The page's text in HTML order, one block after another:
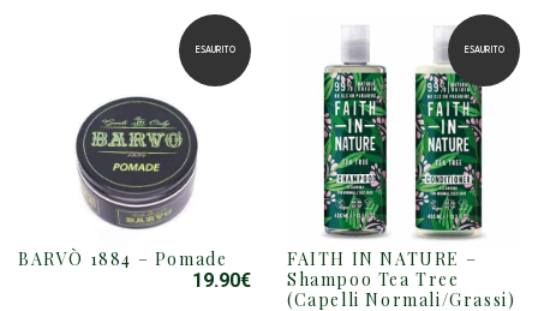
ESAURITO
BARVÒ 1884 – Pomade
19.90€
ESAURITO
FAITH IN NATURE –
Shampoo Tea Tree
(Capelli Normali/Grassi)